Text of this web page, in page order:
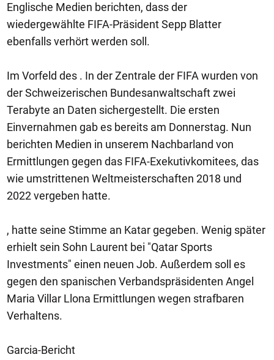
Englische Medien berichten, dass der
wiedergewählte FIFA-Präsident Sepp Blatter
ebenfalls verhört werden soll.
Im Vorfeld des . In der Zentrale der FIFA wurden von
der Schweizerischen Bundesanwaltschaft zwei
Terabyte an Daten sichergestellt. Die ersten
Einvernahmen gab es bereits am Donnerstag. Nun
berichten Medien in unserem Nachbarland von
Ermittlungen gegen das FIFA-Exekutivkomitees, das
wie umstrittenen Weltmeisterschaften 2018 und
2022 vergeben hatte.
, hatte seine Stimme an Katar gegeben. Wenig später
erhielt sein Sohn Laurent bei "Qatar Sports
Investments" einen neuen Job. Außerdem soll es
gegen den spanischen Verbandspräsidenten Angel
Maria Villar Llona Ermittlungen wegen strafbaren
Verhaltens.
Garcia-Bericht